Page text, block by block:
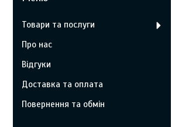
Товари та послуги
Про нас
Відгуки
Доставка та оплата
Повернення та обмін